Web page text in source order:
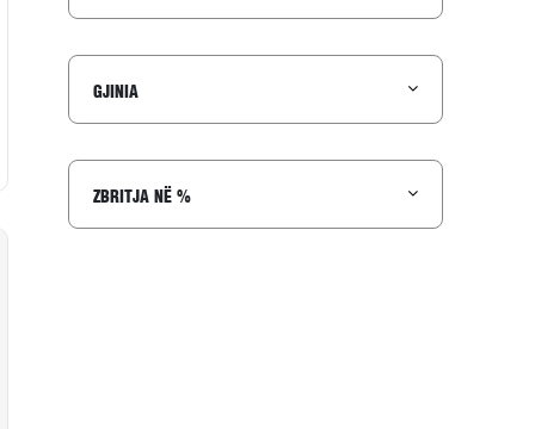
GJINIA
ZBRITJA NË %